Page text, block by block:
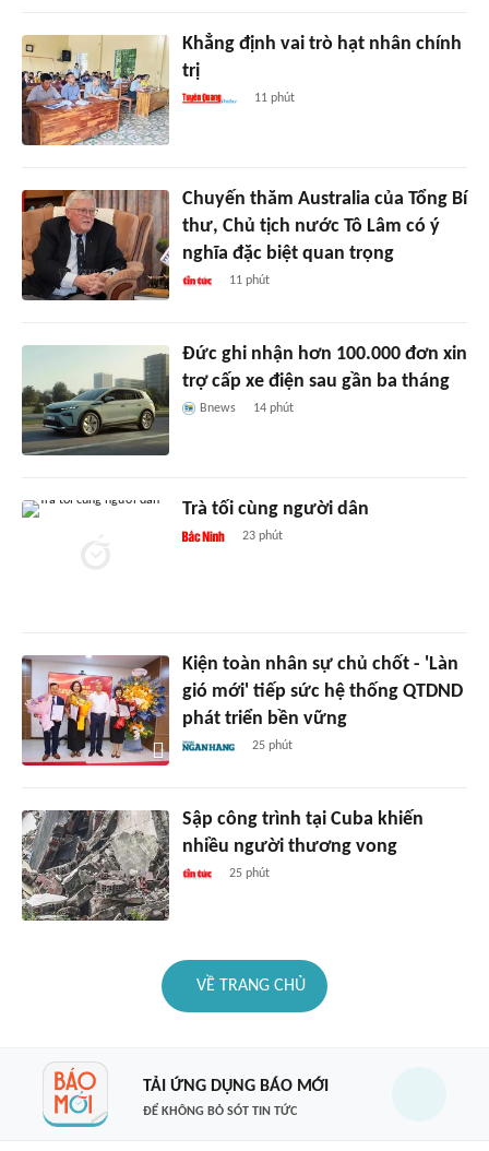
Khẳng định vai trò hạt nhân chính
trị
11 phút
Chuyến thăm Australia của Tổng Bí
thư, Chủ tịch nước Tô Lâm có ý
nghĩa đặc biệt quan trọng
11 phút
Đức ghi nhận hơn 100.000 đơn xin
trợ cấp xe điện sau gần ba tháng
Bnews 14 phút
Trà tối cùng người dân
23 phút
Kiện toàn nhân sự chủ chốt - 'Làn
gió mới' tiếp sức hệ thống QTDND
phát triển bền vững
25 phút
Sập công trình tại Cuba khiến
nhiều người thương vong
25 phút
VỀ TRANG CHỦ
TẢI ỨNG DỤNG BÁO MỚI
ĐỂ KHÔNG BỎ SÓT TIN TỨC